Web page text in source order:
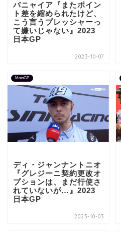
バニャイア『またポイン
ト差を縮められたけど、
こう言うプレッシャーっ
て嫌いじゃない』2023
日本GP
2023-10-07
MotoGP
ディ・ジャンナントニオ
『グレジーニ契約更改オ
プションは、まだ行使さ
れていないが…』2023
日本GP
2023-10-03